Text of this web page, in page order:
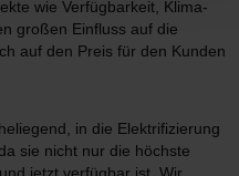
wie Verfügbarkeit, Klima-
großen Einfluss auf die
auf den Preis für den Kunden
in die Elektrifizierung
sie nicht nur die höchste